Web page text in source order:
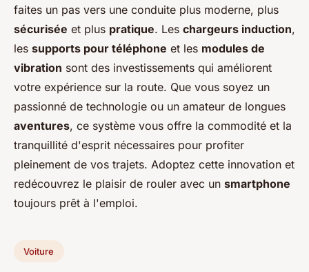
faites un pas vers une conduite plus moderne, plus
sécurisée et plus pratique. Les chargeurs induction,
les supports pour téléphone et les modules de
vibration sont des investissements qui améliorent
votre expérience sur la route. Que vous soyez un
passionné de technologie ou un amateur de longues
aventures, ce système vous offre la commodité et la
tranquillité d'esprit nécessaires pour profiter
pleinement de vos trajets. Adoptez cette innovation et
redécouvrez le plaisir de rouler avec un smartphone
toujours prêt à l'emploi.
Voiture